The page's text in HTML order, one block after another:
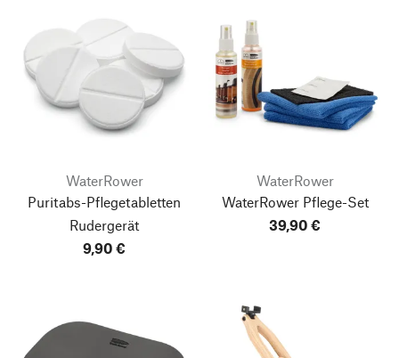
WaterRower
Puritabs-Pflegetabletten
Rudergerät
9,90 €
WaterRower
WaterRower Pflege-Set
39,90 €